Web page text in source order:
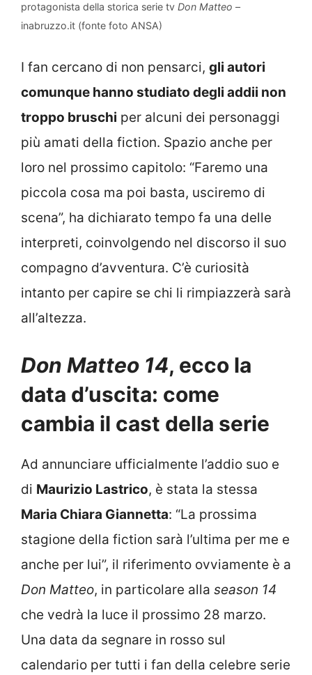
protagonista della storica serie tv Don Matteo –
inabruzzo.it (fonte foto ANSA)
I fan cercano di non pensarci, gli autori
comunque hanno studiato degli addii non
troppo bruschi per alcuni dei personaggi
più amati della fiction. Spazio anche per
loro nel prossimo capitolo: “Faremo una
piccola cosa ma poi basta, usciremo di
scena”, ha dichiarato tempo fa una delle
interpreti, coinvolgendo nel discorso il suo
compagno d’avventura. C’è curiosità
intanto per capire se chi li rimpiazzerà sarà
all’altezza.
Don Matteo 14, ecco la
data d’uscita: come
cambia il cast della serie
Ad annunciare ufficialmente l’addio suo e
di Maurizio Lastrico, è stata la stessa
Maria Chiara Giannetta: “La prossima
stagione della fiction sarà l’ultima per me e
anche per lui”, il riferimento ovviamente è a
Don Matteo, in particolare alla season 14
che vedrà la luce il prossimo 28 marzo.
Una data da segnare in rosso sul
calendario per tutti i fan della celebre serie